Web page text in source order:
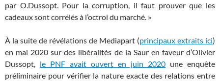
par O.Dussopt. Pour la corruption, il faut prouver que les
cadeaux sont corrélés à l’octroi du marché. »
À la suite de révélations de Mediapart (principaux extraits ici)
en mai 2020 sur des libéralités de la Saur en faveur d’Olivier
Dussopt, le PNF avait ouvert en juin 2020 une enquête
préliminaire pour vérifier la nature exacte des relations entre